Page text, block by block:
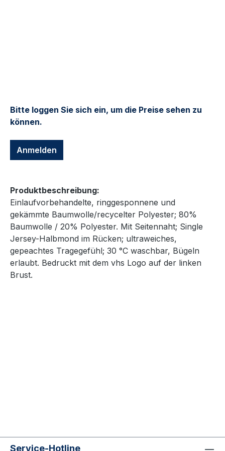
Bitte loggen Sie sich ein, um die Preise sehen zu
können.
Anmelden
Produktbeschreibung:
Einlaufvorbehandelte, ringgesponnene und
gekämmte Baumwolle/recycelter Polyester; 80%
Baumwolle / 20% Polyester. Mit Seitennaht; Single
Jersey-Halbmond im Rücken; ultraweiches,
gepeachtes Tragegefühl; 30 °C waschbar, Bügeln
erlaubt. Bedruckt mit dem vhs Logo auf der linken
Brust.
Service-Hotline